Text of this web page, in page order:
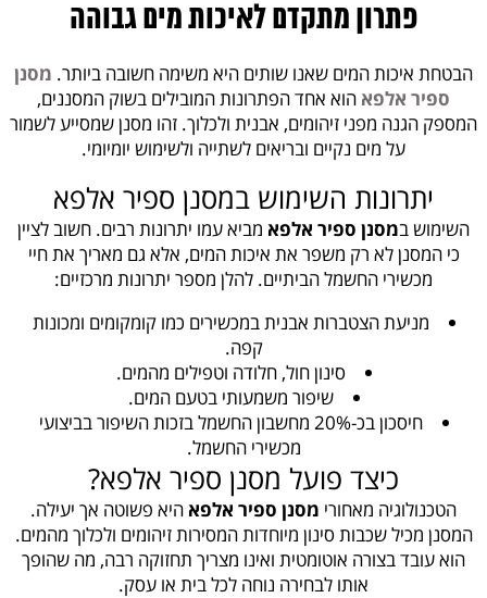
פתרון מתקדם לאיכות מים גבוהה
הבטחת איכות המים שאנו שותים היא משימה חשובה ביותר. מסנן
ספיר אלפא הוא אחד הפתרונות המובילים בשוק המסננים,
המספק הגנה מפני זיהומים, אבנית ולכלוך. זהו מסנן שמסייע לשמור
על מים נקיים ובריאים לשתייה ולשימוש יומיומי.
יתרונות השימוש במסנן ספיר אלפא
השימוש במסנן ספיר אלפא מביא עמו יתרונות רבים. חשוב לציין
כי המסנן לא רק משפר את איכות המים, אלא גם מאריך את חיי
מכשירי החשמל הביתיים. להלן מספר יתרונות מרכזיים:
מניעת הצטברות אבנית במכשירים כמו קומקומים ומכונות
קפה.
סינון חול, חלודה וטפילים מהמים.
שיפור משמעותי בטעם המים.
חיסכון בכ-20% מחשבון החשמל בזכות השיפור בביצועי
מכשירי החשמל.
כיצד פועל מסנן ספיר אלפא?
הטכנולוגיה מאחורי מסנן ספיר אלפא היא פשוטה אך יעילה.
המסנן מכיל שכבות סינון מיוחדות המסירות זיהומים ולכלוך מהמים.
הוא עובד בצורה אוטומטית ואינו מצריך תחזוקה רבה, מה שהופך
אותו לבחירה נוחה לכל בית או עסק.